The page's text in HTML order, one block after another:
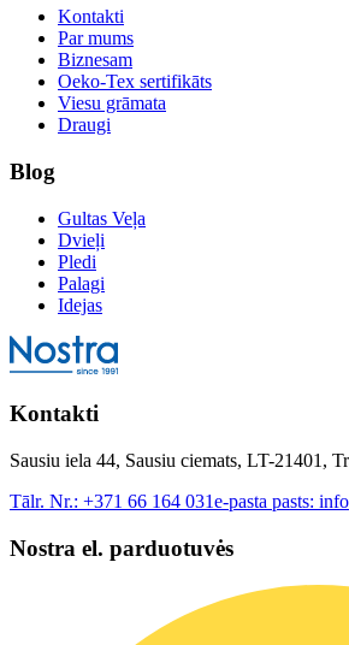
Kontakti
Par mums
Biznesam
Oeko-Tex sertifikāts
Viesu grāmata
Draugi
Blog
Gultas Veļa
Dvieļi
Pledi
Palagi
Idejas
Kontakti
Sausiu iela 44, Sausiu ciemats, LT-21401,
Tālr. Nr.: +371 66 164 031e-pasta pasts:
Nostra el. parduotuvės